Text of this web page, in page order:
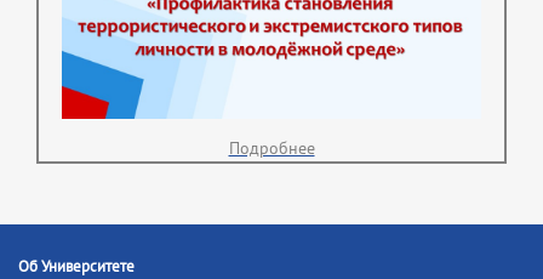
Подробнее
Об Университете